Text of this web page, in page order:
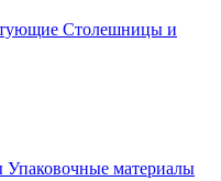
Столешницы и
Упаковочные материалы